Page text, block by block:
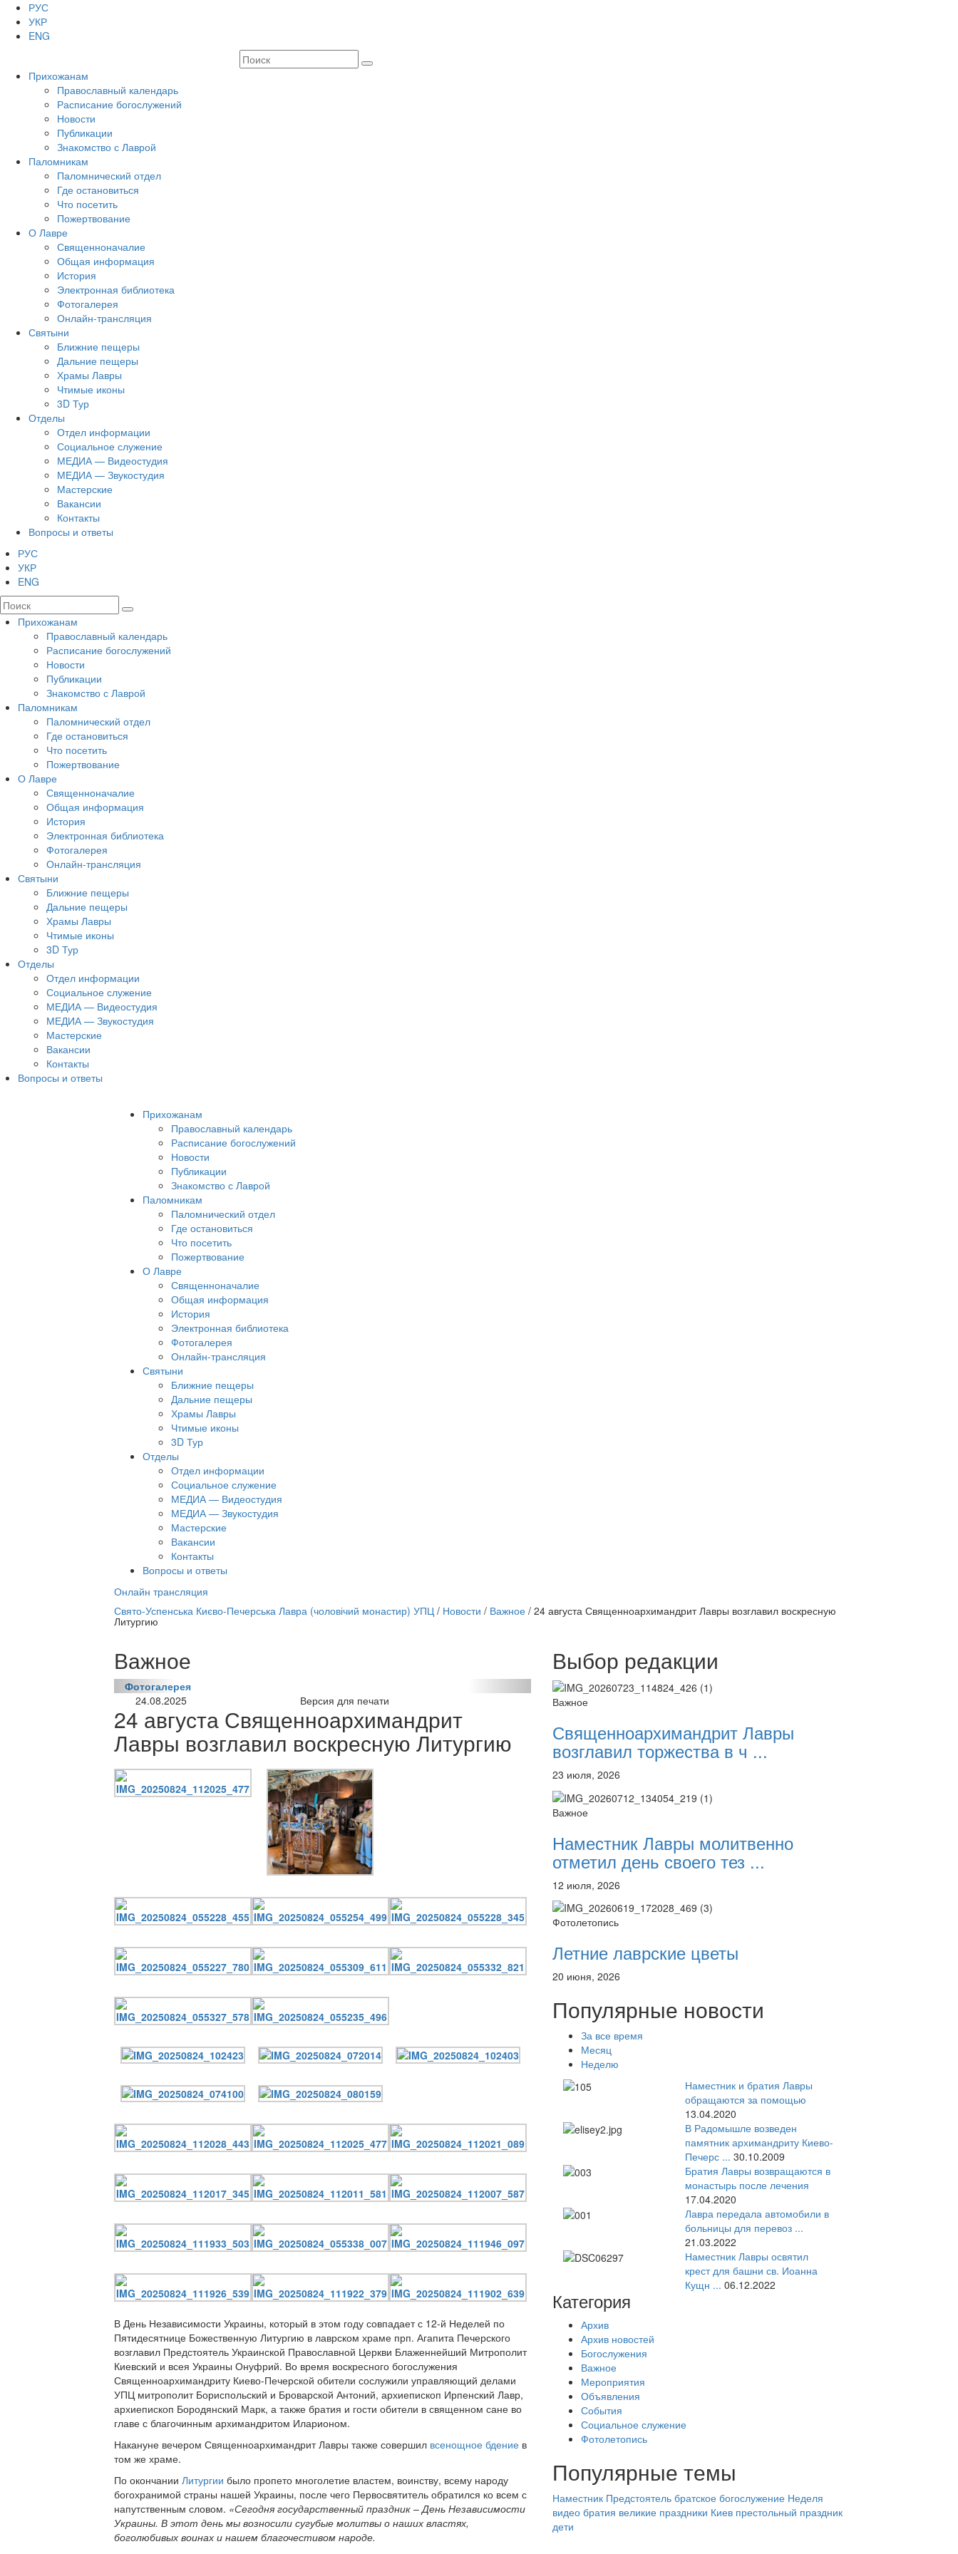
РУС
УКР
ENG
Прихожанам
Православный календарь
Расписание богослужений
Новости
Публикации
Знакомство с Лаврой
Паломникам
Паломнический отдел
Где остановиться
Что посетить
Пожертвование
О Лавре
Священноначалие
Общая информация
История
Электронная библиотека
Фотогалерея
Онлайн-трансляция
Святыни
Ближние пещеры
Дальние пещеры
Храмы Лавры
Чтимые иконы
3D Тур
Отделы
Отдел информации
Социальное служение
МЕДИА — Видеостудия
МЕДИА — Звукостудия
Мастерские
Вакансии
Контакты
Вопросы и ответы
РУС
УКР
ENG
Прихожанам
Православный календарь
Расписание богослужений
Новости
Публикации
Знакомство с Лаврой
Паломникам
Паломнический отдел
Где остановиться
Что посетить
Пожертвование
О Лавре
Священноначалие
Общая информация
История
Электронная библиотека
Фотогалерея
Онлайн-трансляция
Святыни
Ближние пещеры
Дальние пещеры
Храмы Лавры
Чтимые иконы
3D Тур
Отделы
Отдел информации
Социальное служение
МЕДИА — Видеостудия
МЕДИА — Звукостудия
Мастерские
Вакансии
Контакты
Вопросы и ответы
Прихожанам
Православный календарь
Расписание богослужений
Новости
Публикации
Знакомство с Лаврой
Паломникам
Паломнический отдел
Где остановиться
Что посетить
Пожертвование
О Лавре
Священноначалие
Общая информация
История
Электронная библиотека
Фотогалерея
Онлайн-трансляция
Святыни
Ближние пещеры
Дальние пещеры
Храмы Лавры
Чтимые иконы
3D Тур
Отделы
Отдел информации
Социальное служение
МЕДИА — Видеостудия
МЕДИА — Звукостудия
Мастерские
Вакансии
Контакты
Вопросы и ответы
Онлайн трансляция
12 сентября
Онлайн трансляции
12 сентября 2015
12 сентября 2015Название трансляции
12 сентября 2015
12 сентября 2015Название трансляции
12 сентября 2015Название трансляции
Название трансляции
12 сентября 2015Название трансляции
Перейти к архиву
Свято-Успенська Києво-Печерська Лавра (чоловічий монастир) УПЦ/ Новости / Важное/ 24 августа Священноархимандрит Лавры возглавил воскресную
Литургию
Важное
Фотогалерея
24.08.2025
Версия для печати
24 августа Священноархимандрит
Лавры возглавил воскресную Литургию
В День Независимости Украины, который в этом году совпадает с 12-й Неделей по
Пятидесятнице Божественную Литургию в лаврском храме прп. Агапита Печерского
возглавил Предстоятель Украинской Православной Церкви Блаженнейший Митрополит
Киевский и всея Украины Онуфрий. Во время воскресного богослужения
Священноархимандриту Киево-Печерской обители сослужили управляющий делами
УПЦ митрополит Бориспольский и Броварской Антоний, архиепископ Ирпенский Лавр,
архиепископ Бородянский Марк, а также братия и гости обители в священном сане во
главе с благочинным архимандритом Иларионом.
Накануне вечером Священноархимандрит Лавры также совершилвсенощное бдениев
том же храме.
По окончании Литургии было пропето многолетие властем, воинству, всему народу
богохранимой страны нашей Украины, после чего Первосвятитель обратился ко всем с
напутственным словом. «Сегодня государственный праздник –День Независимости
Украины. В этот день мы возносили сугубые молитвы о наших властях,
боголюбивых воинах и нашем благочестивом народе.
Выбор редакции
Важное
Священноархимандрит Лавры
возглавил торжества в ч ...
23 июля, 2026
Важное
Наместник Лавры молитвенно
отметил день своего тез ...
12 июля, 2026
Фотолетопись
Летние лаврские цветы
20 июня, 2026
Популярные новости
За все время
Месяц
Неделю
Наместник и братия Лавры
обращаются за помощью
13.04.2020
В Радомышле возведен
памятник архимандриту Киево-
Печерс ... 30.10.2009
Братия Лавры возвращаются в
монастырь после лечения
17.04.2020
Лавра передала автомобили в
больницы для перевоз ...
21.03.2022
Наместник Лавры освятил
крест для башни св. Иоанна
Кущн ... 06.12.2022
Категория
Архив
Архив новостей
Богослужения
Важное
Мероприятия
Объявления
События
Социальное служение
Фотолетопись
Популярные темы
Наместник Предстоятель братское богослужение Неделя
видео братия великие праздники Киев престольный праздник
дети